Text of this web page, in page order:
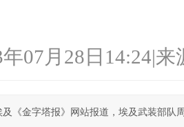
年07月28日14:24|来
《金字塔报》网站报道，埃及武装部